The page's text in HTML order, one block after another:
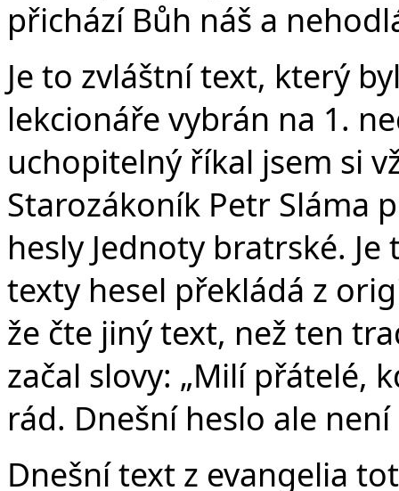
přichází Bůh náš a
Je to zvláštní text, který
lekcionáře vybrán na 1.
uchopitelný říkal jsem si
Starozákoník Petr Sláma
hesly Jednoty bratrské.
texty hesel překládá z
že čte jiný text, než ten
začal slovy: „Milí přátelé,
rád. Dnešní heslo ale není
Dnešní text z evangelia